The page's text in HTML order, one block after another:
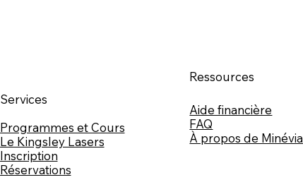
Services
Programmes et Cours
Le Kingsley Lasers
Inscription
Réservations
Ressources
Aide financière
FAQ
À propos de Minévia